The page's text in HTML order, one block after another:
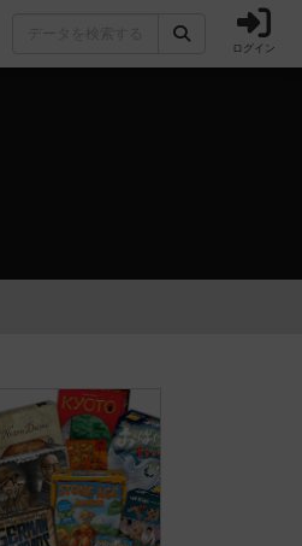
ログイン